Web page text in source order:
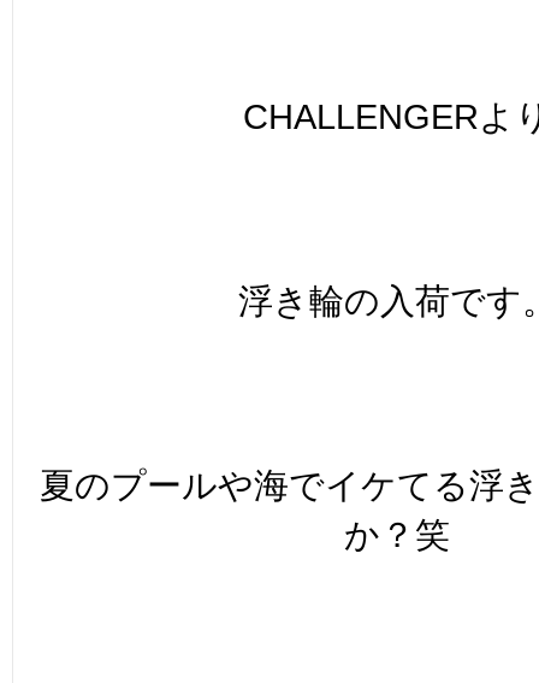
CHALLENGERよ
浮き輪の入荷です
夏のプールや海でイケてる浮
か？笑